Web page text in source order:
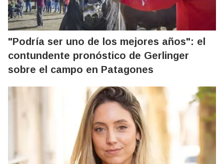
"Podría ser uno de los mejores años": el
contundente pronóstico de Gerlinger
sobre el campo en Patagones